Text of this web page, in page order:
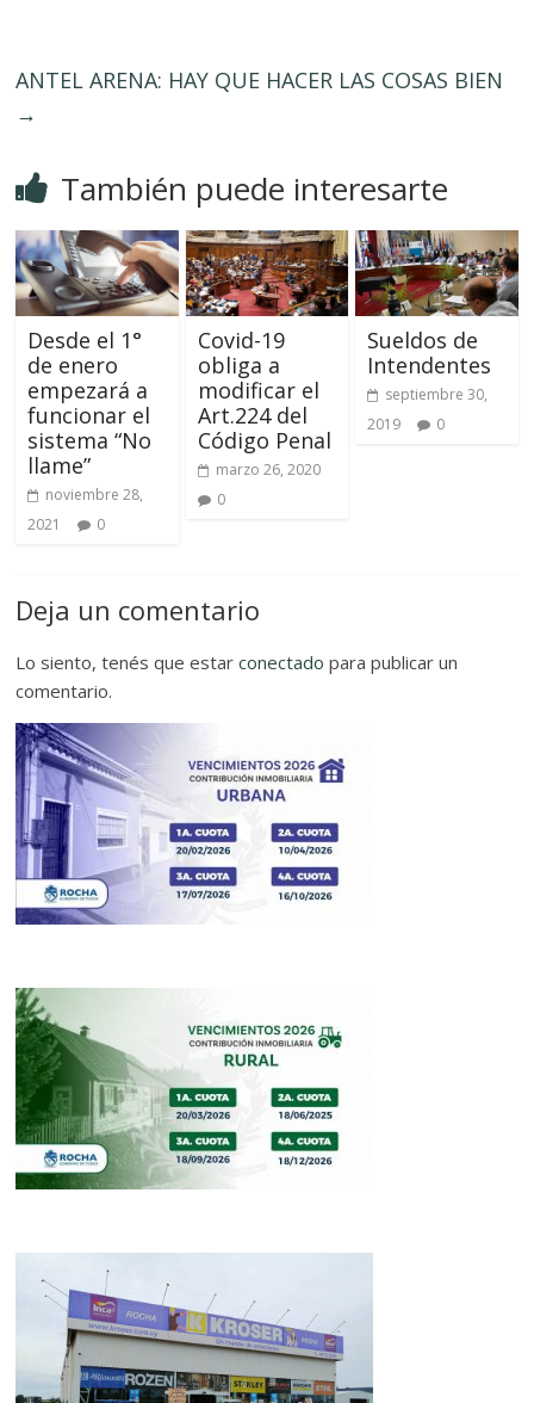
ANTEL ARENA: HAY QUE HACER LAS COSAS BIEN
→
También puede interesarte
Desde el 1°
de enero
empezará a
funcionar el
sistema “No
llame”
noviembre 28,
2021
0
Covid-19
obliga a
modificar el
Art.224 del
Código Penal
marzo 26, 2020
0
Sueldos de
Intendentes
septiembre 30,
2019
0
Deja un comentario
Lo siento, tenés que estarconectado para publicar un
comentario.